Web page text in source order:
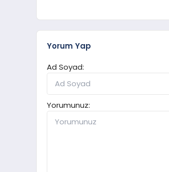
Yorum Yap
Ad Soyad:
Yorumunuz: